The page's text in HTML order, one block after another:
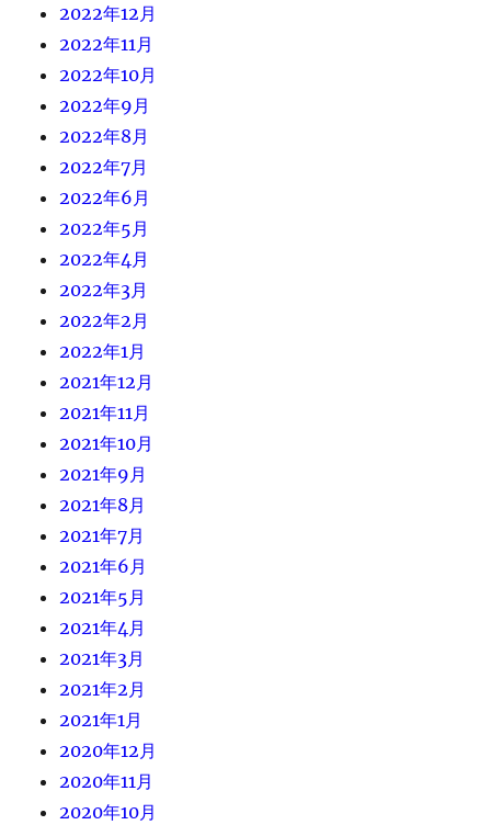
2022年12月
2022年11月
2022年10月
2022年9月
2022年8月
2022年7月
2022年6月
2022年5月
2022年4月
2022年3月
2022年2月
2022年1月
2021年12月
2021年11月
2021年10月
2021年9月
2021年8月
2021年7月
2021年6月
2021年5月
2021年4月
2021年3月
2021年2月
2021年1月
2020年12月
2020年11月
2020年10月